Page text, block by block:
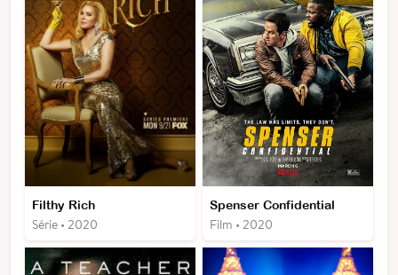
Filthy Rich
Série • 2020
Spenser Confidential
Film • 2020